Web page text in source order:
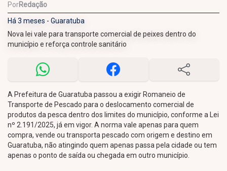
PorRedação
Há 3 meses - Guaratuba
Nova lei vale para transporte comercial de peixes dentro do
município e reforça controle sanitário
A Prefeitura de Guaratuba passou a exigir Romaneio de
Transporte de Pescado para o deslocamento comercial de
produtos da pesca dentro dos limites do município, conforme a Lei
nº 2.191/2025, já em vigor. A norma vale apenas para quem
compra, vende ou transporta pescado com origem e destino em
Guaratuba, não atingindo quem apenas passa pela cidade ou tem
apenas o ponto de saída ou chegada em outro município.